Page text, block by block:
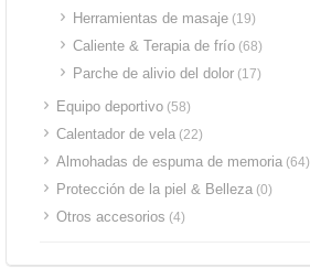
Herramientas de masaje (19)
Caliente & Terapia de frío (68)
Parche de alivio del dolor (17)
Equipo deportivo (58)
Calentador de vela (22)
Almohadas de espuma de memoria (64)
Protección de la piel & Belleza (0)
Otros accesorios (4)